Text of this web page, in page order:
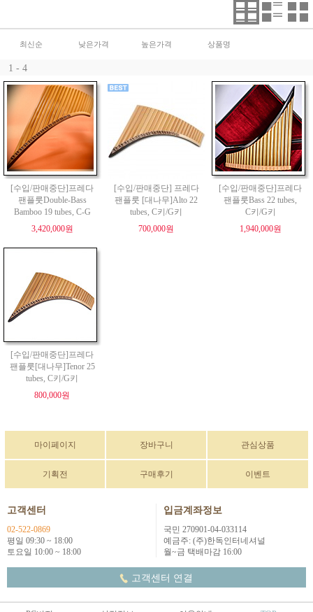
최신순 낮은가격 높은가격 상품명
1 - 4
[수입/판매중단]프레다
팬플룻Double-Bass
Bamboo 19 tubes, C-G
3,420,000원
[수입/판매중단] 프레다
팬플룻 [대나무]Alto 22
tubes, C키/G키
700,000원
[수입/판매중단]프레다
팬플룻Bass 22 tubes,
C키/G키
1,940,000원
[수입/판매중단]프레다
팬플룻[대나무]Tenor 25
tubes, C키/G키
800,000원
마이페이지 장바구니 관심상품
기획전 구매후기 이벤트
고객센터
02-522-0869
평일 09:30 ~ 18:00
토요일 10:00 ~ 18:00
입금계좌정보
국민 270901-04-033114
예금주: (주)한독인터네셔널
월~금 택배마감 16:00
고객센터 연결